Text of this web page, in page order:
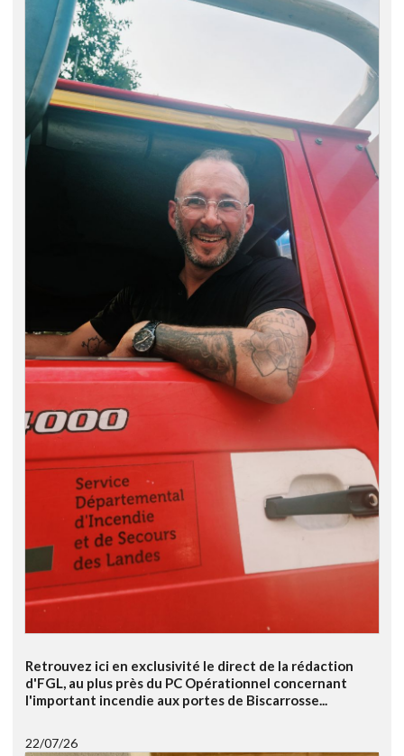
Retrouvez ici en exclusivité le direct de la rédaction
d'FGL, au plus près du PC Opérationnel concernant
l'important incendie aux portes de Biscarrosse...
22/07/26